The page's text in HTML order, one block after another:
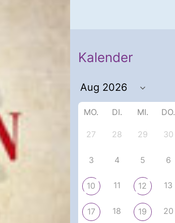
Kalender
MO. DI. MI. DO.
27 28 29 30
3 4 5 6
10 11 12 13
17 18 19 20